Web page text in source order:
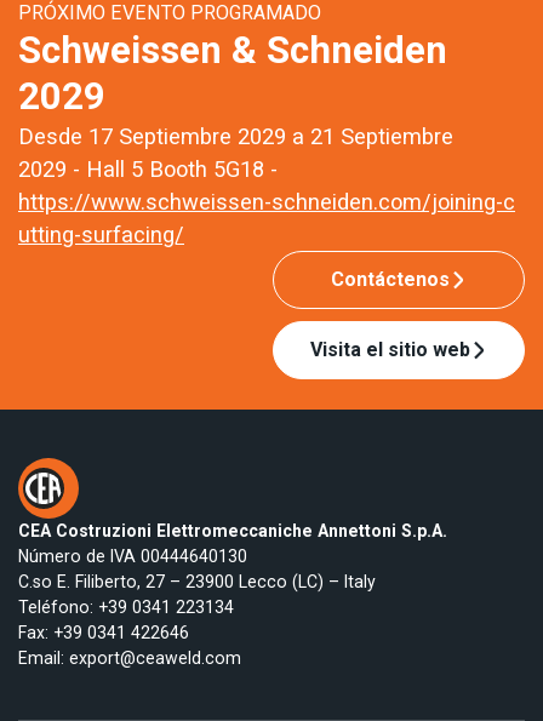
PRÓXIMO EVENTO PROGRAMADO
Schweissen & Schneiden
2029
Desde 17 Septiembre 2029 a 21 Septiembre
2029 - Hall 5 Booth 5G18 -
https://www.schweissen-schneiden.com/joining-c
utting-surfacing/
Contáctenos
Visita el sitio web
CEA Costruzioni Elettromeccaniche Annettoni S.p.A.
Número de IVA 00444640130
C.so E. Filiberto, 27 – 23900 Lecco (LC) – Italy
Teléfono: +39 0341 223134
Fax: +39 0341 422646
Email: export@ceaweld.com